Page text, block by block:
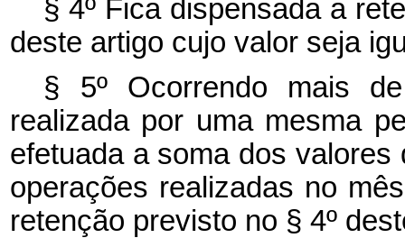
§ 4º Fica dispensada a
deste artigo cujo valor seja
§ 5º Ocorrendo mais
realizada por uma mesma
efetuada a soma dos
operações realizadas no
retenção previsto no § 4º